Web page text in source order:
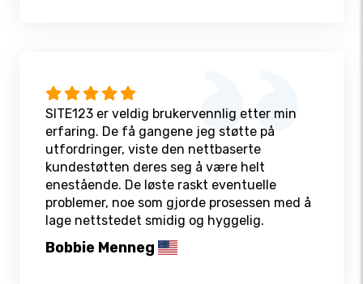
SITE123 er veldig brukervennlig etter min
erfaring. De få gangene jeg støtte på
utfordringer, viste den nettbaserte
kundestøtten deres seg å være helt
enestående. De løste raskt eventuelle
problemer, noe som gjorde prosessen med å
lage nettstedet smidig og hyggelig.
Bobbie Menneg